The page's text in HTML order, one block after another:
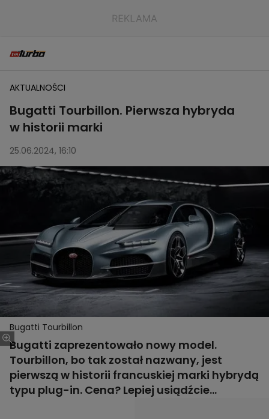
AKTUALNOŚCI
Bugatti Tourbillon. Pierwsza hybryda
w historii marki
25.06.2024, 16:10
Bugatti Tourbillon
Bugatti zaprezentowało nowy model.
Tourbillon, bo tak został nazwany, jest
pierwszą w historii francuskiej marki hybrydą
typu plug-in. Cena? Lepiej usiądźcie...